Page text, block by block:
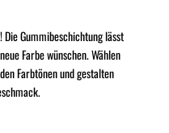
Gummibeschichtung lässt
Farbe wünschen. Wählen
Farbtönen und gestalten